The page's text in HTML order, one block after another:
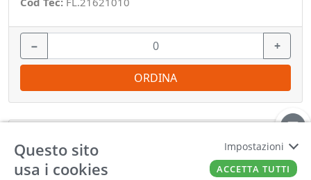
− +
ORDINA
Questo sito
usa i cookies
Impostazioni
ACCETTA TUTTI